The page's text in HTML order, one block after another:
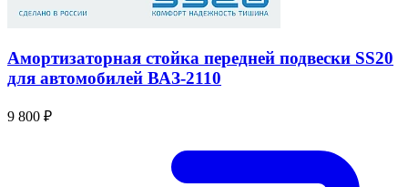
Амортизаторная стойка передней подвески SS20
для автомобилей ВАЗ-2110
9 800 ₽